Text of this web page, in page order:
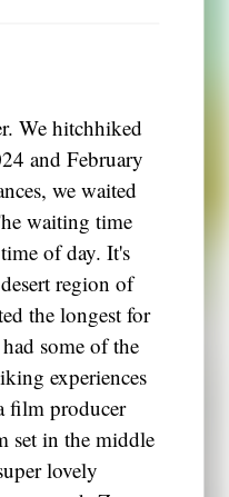
We hitchhiked
and February
we waited
waiting time
of day. It's
region of
the longest for
some of the
experiences
film producer
set in the middle
lovely